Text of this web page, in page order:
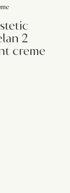
2
creme